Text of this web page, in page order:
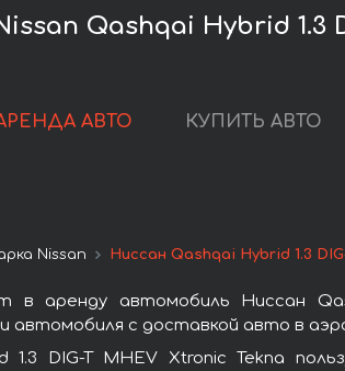
Qashqai Hybrid 1.3
АВТО КУПИТЬ АВТО
Nissan Ниссан Qashqai Hybrid 1.3
в аренду автомобиль Ниссан
автомобиля с доставкой авто в
1.3 DIG-T MHEV Xtronic Tekna